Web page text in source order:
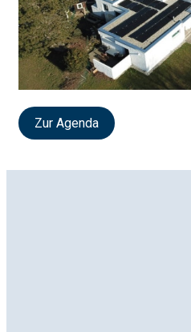
Zur Agenda